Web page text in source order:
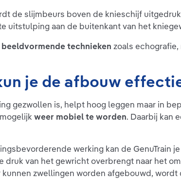
de slijmbeurs boven de knieschijf
uitstulping aan de buitenkant van het
beeldvormende technieken zoals
je de afbouw
gezwollen is, helpt hoog leggen maar in
weer mobiel te worden. Daarbij kan
werking kan de GenuTrain
druk van het gewricht overbrengt naar het
zwellingen worden afgebouwd,